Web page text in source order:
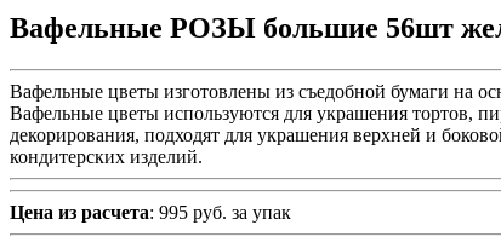
Вафельные РОЗЫ большие 56шт
Вафельные цветы изготовлены из съедобной бумаги на
Вафельные цветы используются для украшения тортов,
декорирования, подходят для украшения верхней и
кондитерских изделий.
Цена из расчета: 995 руб. за упак